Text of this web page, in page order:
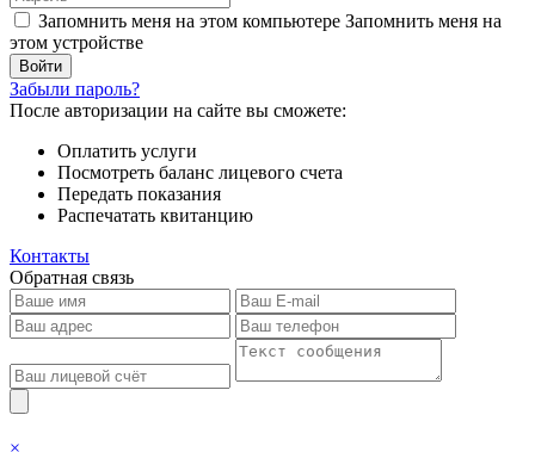
Запомнить меня на этом компьютере Запомнить меня на
этом устройстве
Забыли пароль?
После авторизации на сайте вы сможете:
Оплатить услуги
Посмотреть баланс лицевого счета
Передать показания
Распечатать квитанцию
Контакты
Обратная связь
×